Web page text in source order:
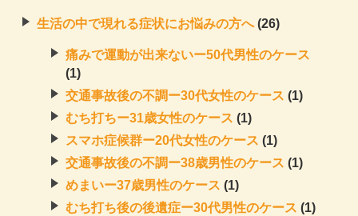
生活の中で現れる症状にお悩みの方へ(26)
痛みで運動が出来ないー50代男性のケース
(1)
交通事故後の不調ー30代女性のケース (1)
むち打ちー31歳女性のケース (1)
スマホ症候群ー20代女性のケース (1)
交通事故後の不調ー38歳男性のケース (1)
めまいー37歳男性のケース (1)
むち打ち後の後遺症ー30代男性のケース (1)